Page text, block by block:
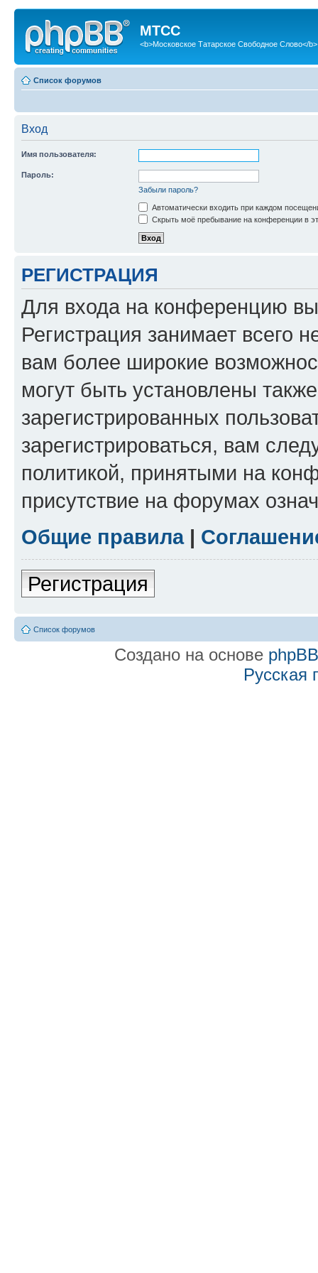
МТСС
<b>Московское Татарское Свободное Слово</b>
Список форумов
Вход
Имя пользователя:
Пароль:
Забыли пароль?
Автоматически входить при каждом
Скрыть моё пребывание на конференции в
РЕГИСТРАЦИЯ
Для входа на конференцию
Регистрация занимает всего
вам более широкие
могут быть установлены
зарегистрированных
зарегистрироваться, вам
политикой, принятыми на
присутствие на форумах
Общие правила|
Регистрация
Список форумов
Создано на основе phpBB
Русская